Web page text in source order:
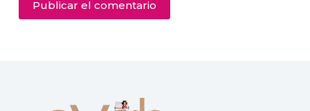
Publicar el comentario